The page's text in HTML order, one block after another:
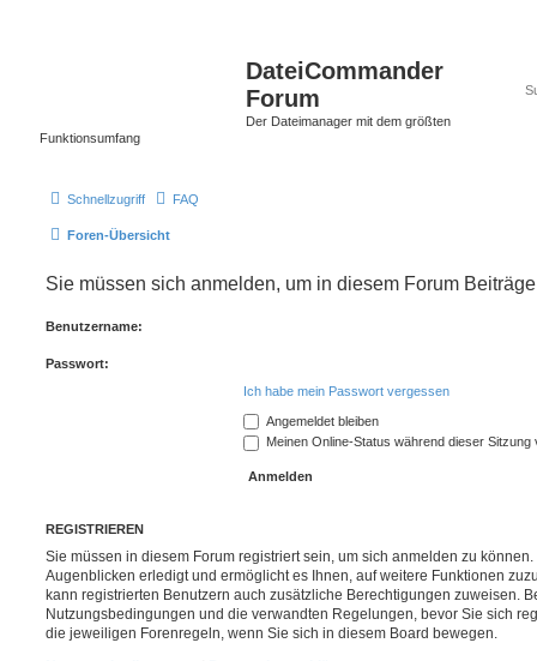
DateiCommander
Forum
Der Dateimanager mit dem größten
Funktionsumfang
Schnellzugriff FAQ
Foren-Übersicht
Sie müssen sich anmelden, um in diesem Forum
Benutzername:
Passwort:
Ich habe mein Passwort vergessen
Angemeldet bleiben
Meinen Online-Status während dieser Sitzung
REGISTRIEREN
Sie müssen in diesem Forum registriert sein, um sich anmelden zu
Augenblicken erledigt und ermöglicht es Ihnen, auf weitere Funktionen
kann registrierten Benutzern auch zusätzliche Berechtigungen zuweisen.
Nutzungsbedingungen und die verwandten Regelungen, bevor Sie sich
die jeweiligen Forenregeln, wenn Sie sich in diesem Board bewegen.